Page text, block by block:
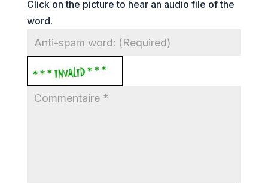
Click on the picture to hear an audio file of the
word.